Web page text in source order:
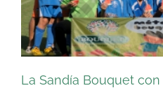
La Sandía Bouquet